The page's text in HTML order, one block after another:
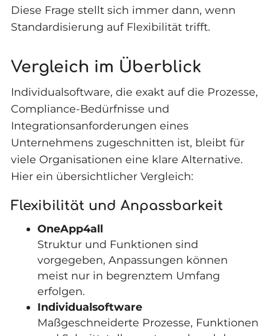
Diese Frage stellt sich immer dann, wenn
Standardisierung auf Flexibilität trifft.
Vergleich im Überblick
Individualsoftware, die exakt auf die Prozesse,
Compliance-Bedürfnisse und
Integrationsanforderungen eines
Unternehmens zugeschnitten ist, bleibt für
viele Organisationen eine klare Alternative.
Hier ein übersichtlicher Vergleich:
Flexibilität und Anpassbarkeit
OneApp4all
Struktur und Funktionen sind
vorgegeben, Anpassungen können
meist nur in begrenztem Umfang
erfolgen.
Individualsoftware
Maßgeschneiderte Prozesse, Funktionen